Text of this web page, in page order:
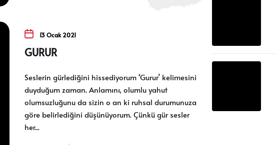
13 Ocak 2021
GURUR
Seslerin gürlediğini hissediyorum ‘Gurur’ kelimesini
duyduğum zaman. Anlamını, olumlu yahut
olumsuzluğunu da sizin o an ki ruhsal durumunuza
göre belirlediğini düşünüyorum. Çünkü gür sesler
her...